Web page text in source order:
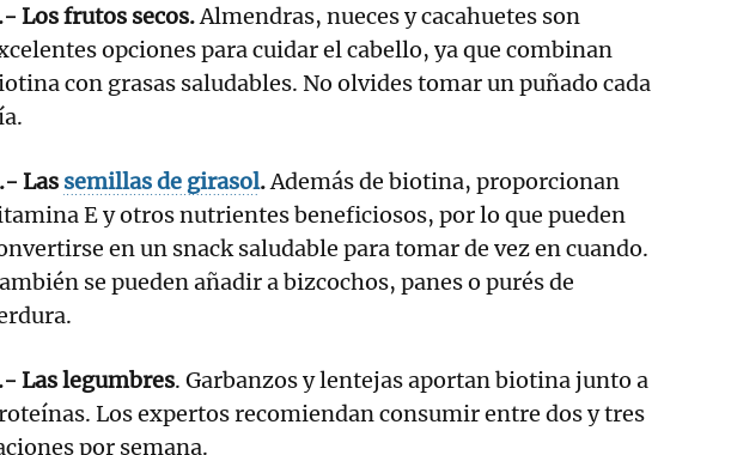
Los frutos secos.Almendras, nueces y cacahuetes son
opciones para cuidar el cabello, ya que combinan
con grasas saludables. No olvides tomar un puñado cada
Las semillas de girasol.Además de biotina, proporcionan
E y otros nutrientes beneficiosos, por lo que pueden
en un snack saludable para tomar de vez en cuando.
se pueden añadir a bizcochos, panes o purés de
Las legumbres. Garbanzos y lentejas aportan biotina junto a
Los expertos recomiendan consumir entre dos y tres
por semana.